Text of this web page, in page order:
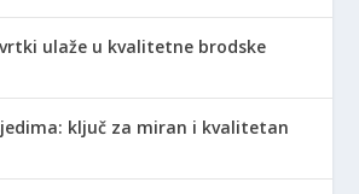
ulaže u kvalitetne brodske
ključ za miran i kvalitetan